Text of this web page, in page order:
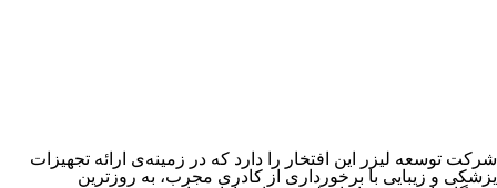
شركت توسعه ليزر اين افتخار را دارد كه در زمينه‌ى ارائه تجهيزات
يزشكى و زيبايى با برخوردارى از كادرى مجرب، به روزترين